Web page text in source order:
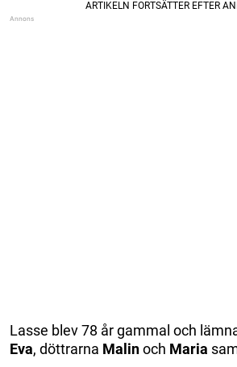
Lasse blev 78 år gammal och
Eva, döttrarna Malinoch Maria